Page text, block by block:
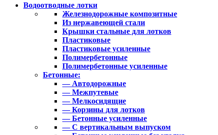
Водоотводные лотки
Железнодорожные композитные
Из нержавеющей стали
Крышки стальные для лотков
Пластиковые
Пластиковые усиленные
Полимербетонные
Полимербетонные усиленные
Бетонные:
— Автодорожные
— Межпутевые
— Мелкосидящие
— Корзины для лотков
— Бетонные усиленные
— С вертикальным выпуском